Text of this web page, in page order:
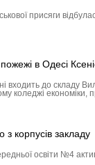
присяги
в Одесі
входить до складу
коледжі економіки,
корпусів закладу
освіти №4